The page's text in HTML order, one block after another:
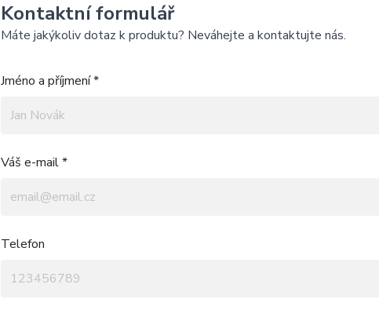
Kontaktní formulář
Máte jakýkoliv dotaz k produktu? Neváhejte a kontaktujte nás.
Jméno a příjmení *
Váš e-mail *
Telefon